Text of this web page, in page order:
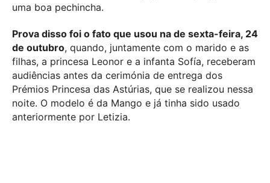
uma boa pechincha.
Prova disso foi o fato que usou na de sexta-feira, 24
de outubro, quando, juntamente com o marido e as
filhas, a princesa Leonor e a infanta Sofía, receberam
audiências antes da cerimónia de entrega dos
Prémios Princesa das Astúrias, que se realizou nessa
noite. O modelo é da Mango e já tinha sido usado
anteriormente por Letizia.